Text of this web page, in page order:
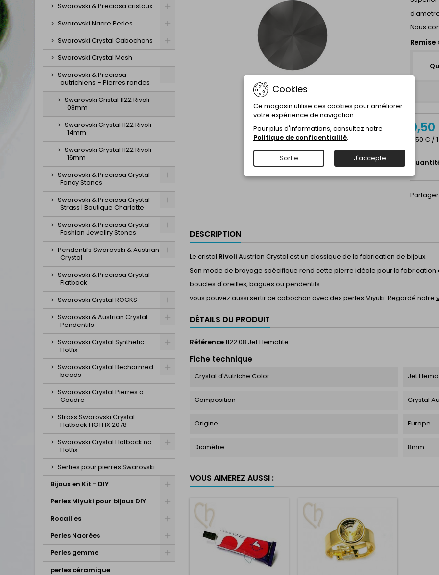
Swarovski & Preciosa cristaux
Swarovski Nacre Perles
Swarovski Crystal Cabochons
Swarovski Crystal Mesh
Swarovski & Preciosa
autrichiens – Pierres rondes
Swarovski Cristal 1122 Rivoli
08mm
Swarovski Crystal 1122 Rivoli
14mm
Swarovski Crystal 1122 Rivoli
16mm
Swarovski & Preciosa Crystal
Fancy Stones
Swarovski & Preciosa Crystal
Strass | Boutique Charlotte
Swarovski & Preciosa Crystal
Fashion Jewellry Stones
Pendentifs Swarovski & Austrian
Crystal
Swarovski & Preciosa Crystal
Flatback
Swarovski Crystal ROCKS
Swarovski & Austrian Crystal
Pendentifs
Swarovski Crystal Synthetic
Hotfix
Swarovski Crystal Becharmed
beads
Swarovski Crystal Pierres a
Coudre
Strass Swarovski Crystal
Flatback HOTFIX 2078
Swarovski Crystal Flatback no
Hotfix
Serties pour pierres Swarovski
Bijoux en Kit - DIY
Perles Miyuki pour bijoux DIY
Rocailles
Perles Nacrées
Perles gemme
perles céramique
Nous
0,50 € /
Partager
DESCRIPTION
Le cristal Rivoli Austrian Crystal est un classique de la fabrication de bijoux.
Son mode de broyage spécifique rend cette pierre idéale pour la fabrication
boucles d'oreilles, bagues ou pendentifs.
vous pouvez aussi sertir ce cabochon avec des perles Miyuki. Regardé notre
DÉTAILS DU PRODUIT
Référence1122 08 Jet Hematite
Fiche technique
Crystal d'Autriche Color Jet
Composition Crystal
Origine Europe
Diamètre 8mm
VOUS AIMEREZ AUSSI :
Cookies
Ce magasin utilise des cookies pour améliorer
votre expérience de navigation.
Pour plus d'informations, consultez notre
Politique de confidentialité.
Sortie J'accepte